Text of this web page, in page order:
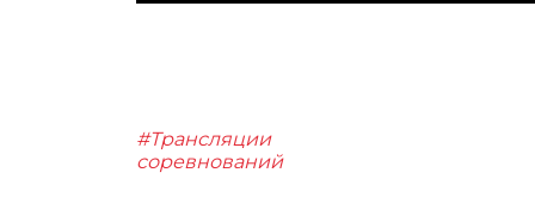
#Трансляции
соревнований